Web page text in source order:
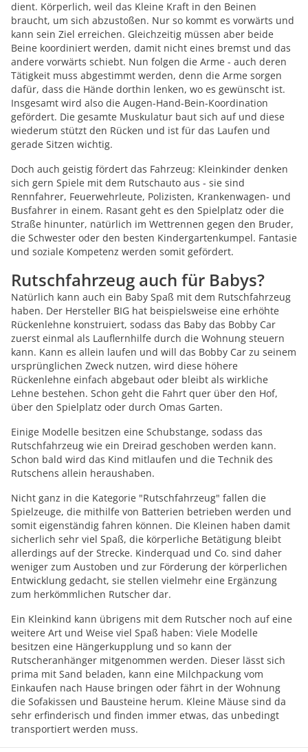
dient. Körperlich, weil das Kleine Kraft in den Beinen
braucht, um sich abzustoßen. Nur so kommt es vorwärts und
kann sein Ziel erreichen. Gleichzeitig müssen aber beide
Beine koordiniert werden, damit nicht eines bremst und das
andere vorwärts schiebt. Nun folgen die Arme - auch deren
Tätigkeit muss abgestimmt werden, denn die Arme sorgen
dafür, dass die Hände dorthin lenken, wo es gewünscht ist.
Insgesamt wird also die Augen-Hand-Bein-Koordination
gefördert. Die gesamte Muskulatur baut sich auf und diese
wiederum stützt den Rücken und ist für das Laufen und
gerade Sitzen wichtig.
Doch auch geistig fördert das Fahrzeug: Kleinkinder denken
sich gern Spiele mit dem Rutschauto aus - sie sind
Rennfahrer, Feuerwehrleute, Polizisten, Krankenwagen- und
Busfahrer in einem. Rasant geht es den Spielplatz oder die
Straße hinunter, natürlich im Wettrennen gegen den Bruder,
die Schwester oder den besten Kindergartenkumpel. Fantasie
und soziale Kompetenz werden somit gefördert.
Rutschfahrzeug auch für Babys?
Natürlich kann auch ein Baby Spaß mit dem Rutschfahrzeug
haben. Der Hersteller BIG hat beispielsweise eine erhöhte
Rückenlehne konstruiert, sodass das Baby das Bobby Car
zuerst einmal als Lauflernhilfe durch die Wohnung steuern
kann. Kann es allein laufen und will das Bobby Car zu seinem
ursprünglichen Zweck nutzen, wird diese höhere
Rückenlehne einfach abgebaut oder bleibt als wirkliche
Lehne bestehen. Schon geht die Fahrt quer über den Hof,
über den Spielplatz oder durch Omas Garten.
Einige Modelle besitzen eine Schubstange, sodass das
Rutschfahrzeug wie ein Dreirad geschoben werden kann.
Schon bald wird das Kind mitlaufen und die Technik des
Rutschens allein heraushaben.
Nicht ganz in die Kategorie "Rutschfahrzeug" fallen die
Spielzeuge, die mithilfe von Batterien betrieben werden und
somit eigenständig fahren können. Die Kleinen haben damit
sicherlich sehr viel Spaß, die körperliche Betätigung bleibt
allerdings auf der Strecke. Kinderquad und Co. sind daher
weniger zum Austoben und zur Förderung der körperlichen
Entwicklung gedacht, sie stellen vielmehr eine Ergänzung
zum herkömmlichen Rutscher dar.
Ein Kleinkind kann übrigens mit dem Rutscher noch auf eine
weitere Art und Weise viel Spaß haben: Viele Modelle
besitzen eine Hängerkupplung und so kann der
Rutscheranhänger mitgenommen werden. Dieser lässt sich
prima mit Sand beladen, kann eine Milchpackung vom
Einkaufen nach Hause bringen oder fährt in der Wohnung
die Sofakissen und Bausteine herum. Kleine Mäuse sind da
sehr erfinderisch und finden immer etwas, das unbedingt
transportiert werden muss.